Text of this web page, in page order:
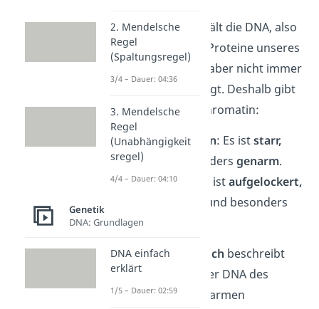
Das Chromatin enthält die DNA, also
alle Bauplan für die Proteine unseres
Körpers. Es werden aber nicht immer
alle Baupläne benötigt. Deshalb gibt
es zwei Arten von Chromatin:
Heterochromatin: Es iststarr,
dicht
und besondersgenarm.
Euchromatin
Es istaufgelockert,
und besonders
genreich
Genarmoder genreich beschreibt
eine Fähigkeit von der DNA des
Chromatins. Bei genarmen
2. Mendelsche
Regel
(Spaltungsregel)
3/4 – Dauer: 04:36
3. Mendelsche
Regel
(Unabhängigkeit
sregel)
4/4 – Dauer: 04:10
Genetik
DNA: Grundlagen
DNA einfach
erklärt
1/5 – Dauer: 02:59